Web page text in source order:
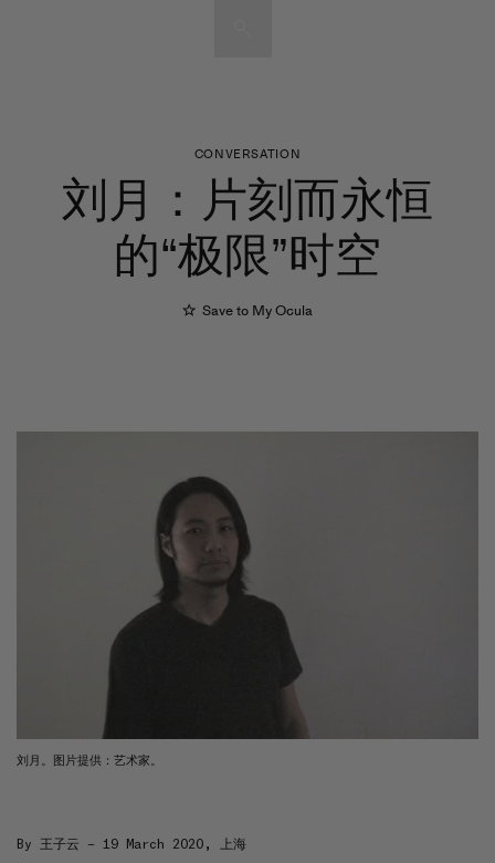
Galleries
Lee Ufan
Gagosian
Ocula Magazine
HELEN MARDEN
CONVERSATION
刘月：片刻而永恒
的“极限”时空
Save to My Ocula
刘月。图片提供：艺术家。
By 王子云 – 19 March 2020, 上海